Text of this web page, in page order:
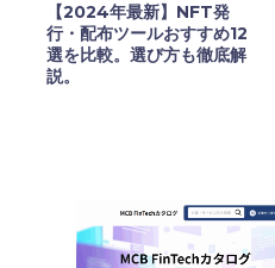
【2024年最新】NFT発
行・配布ツールおすすめ12
選を比較。選び方も徹底解
説。